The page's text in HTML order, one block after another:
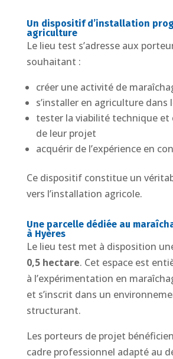
Un dispositif d’installation
agriculture
Le lieu test s’adresse aux
souhaitant :
créer une activité de
s’installer en agriculture dans
tester la viabilité technique et
de leur projet
acquérir de l’expérience en
Ce dispositif constitue un
vers l’installation agricole.
Une parcelle dédiée au
à Hyères
Le lieu test met à disposition
0,5 hectare. Cet espace est
à l’expérimentation en
et s’inscrit dans un
structurant.
Les porteurs de projet
cadre professionnel adapté au